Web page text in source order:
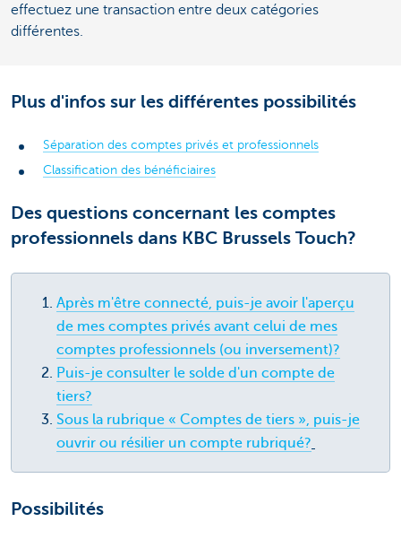
effectuez une transaction entre deux catégories
différentes.
Plus d'infos sur les différentes possibilités
Séparation des comptes privés et professionnels
Classification des bénéficiaires
Des questions concernant les comptes
professionnels dans KBC Brussels Touch?
Après m'être connecté, puis-je avoir l'aperçu
de mes comptes privés avant celui de mes
comptes professionnels (ou inversement)?
Puis-je consulter le solde d'un compte de
tiers?
Sous la rubrique « Comptes de tiers », puis-je
ouvrir ou résilier un compte rubriqué?
Possibilités